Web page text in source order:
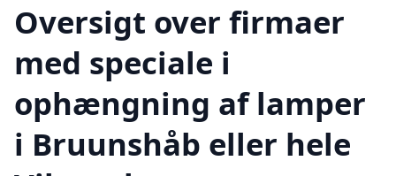
Oversigt over firmaer
med speciale i
ophængning af lamper
i Bruunshåb eller hele